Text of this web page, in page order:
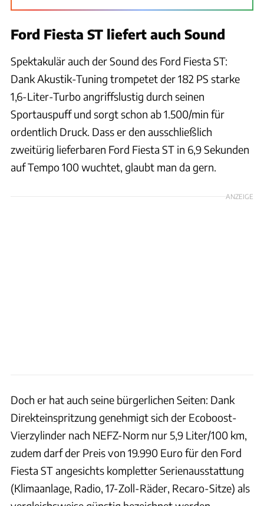
Ford Fiesta ST liefert auch Sound
Spektakulär auch der Sound des Ford Fiesta ST:
Dank Akustik-Tuning trompetet der 182 PS starke
1,6-Liter-Turbo angriffslustig durch seinen
Sportauspuff und sorgt schon ab 1.500/min für
ordentlich Druck. Dass er den ausschließlich
zweitürig lieferbaren Ford Fiesta ST in 6,9 Sekunden
auf Tempo 100 wuchtet, glaubt man da gern.
ANZEIGE
Doch er hat auch seine bürgerlichen Seiten: Dank
Direkteinspritzung genehmigt sich der Ecoboost-
Vierzylinder nach NEFZ-Norm nur 5,9 Liter/100 km,
zudem darf der Preis von 19.990 Euro für den Ford
Fiesta ST angesichts kompletter Serienausstattung
(Klimaanlage, Radio, 17-Zoll-Räder, Recaro-Sitze) als